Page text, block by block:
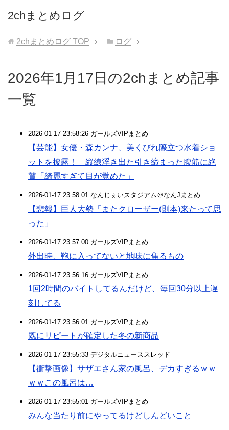
2chまとめログ
2chまとめログ TOP ログ
2026年1月17日の2chまとめ記事
一覧
2026-01-17 23:58:26 ガールズVIPまとめ
【芸能】女優・森カンナ、美くびれ際立つ水着ショ
ットを披露！ 縦線浮き出た引き締まった腹筋に絶
賛「綺麗すぎて目が覚めた」
2026-01-17 23:58:01 なんじぇいスタジアム＠なんJまとめ
【悲報】巨人大勢「またクローザー(則本)来たって思
った」
2026-01-17 23:57:00 ガールズVIPまとめ
外出時、鞄に入ってないと地味に焦るもの
2026-01-17 23:56:16 ガールズVIPまとめ
1回2時間のバイトしてるんだけど、毎回30分以上遅
刻してる
2026-01-17 23:56:01 ガールズVIPまとめ
既にリピートが確定した冬の新商品
2026-01-17 23:55:33 デジタルニューススレッド
【衝撃画像】サザエさん家の風呂、デカすぎるｗｗ
ｗｗこの風呂は…
2026-01-17 23:55:01 ガールズVIPまとめ
みんな当たり前にやってるけどしんどいこと